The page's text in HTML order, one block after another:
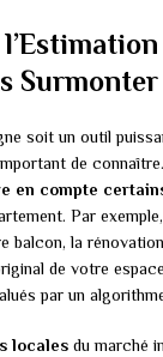
Surmonter
soit un outil
de
en compte
Par
balcon, la
de votre
par un
locales du marché